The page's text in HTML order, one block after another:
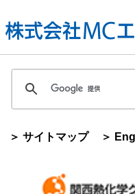
＞ サイトマップ ＞